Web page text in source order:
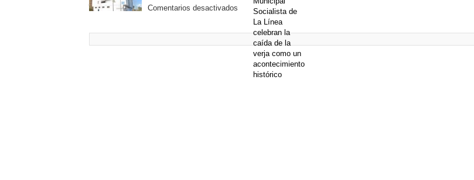
Comentarios desactivados